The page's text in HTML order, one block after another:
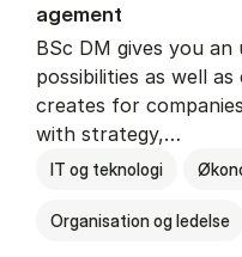
age­ment
BSc DM gives you
possibilities as well
creates for
with strategy,…
IT og teknologi
Organisation og ledelse